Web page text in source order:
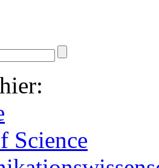
Science